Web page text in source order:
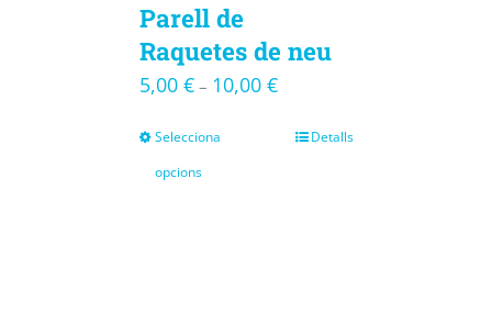
Parell de
Raquetes de neu
5,00 €– 10,00 €
Selecciona
opcions
Detalls